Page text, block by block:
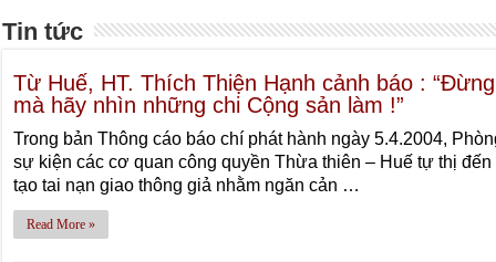
Tin tức
Từ Huế, HT. Thích Thiện Hạnh cảnh báo :
mà hãy nhìn những chi Cộng sản làm !”
Trong bản Thông cáo báo chí phát hành ngày 5.4.2004,
sự kiện các cơ quan công quyền Thừa thiên – Huế tự thị
tạo tai nạn giao thông giả nhằm ngăn cản …
Read More »